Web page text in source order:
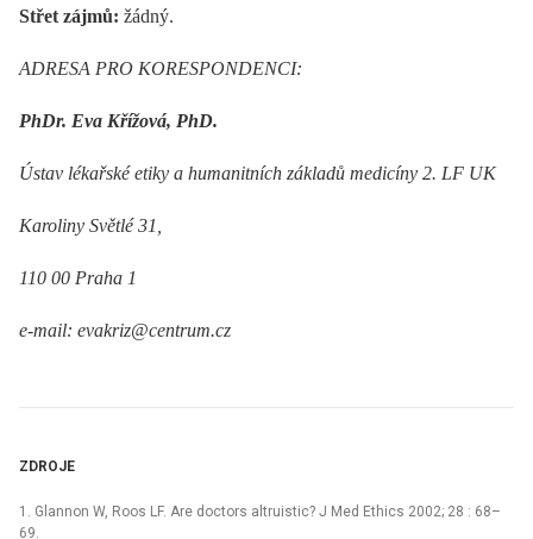
Střet zájmů: žádný.
ADRESA PRO KORESPONDENCI:
PhDr. Eva Křížová, PhD.
Ústav lékařské etiky a humanitních základů medicíny 2. LF UK
Karoliny Světlé 31,
110 00 Praha 1
e-mail: evakriz@centrum.cz
ZDROJE
1. Glannon W, Roos LF. Are doctors altruistic? J Med Ethics 2002; 28 : 68–
69.